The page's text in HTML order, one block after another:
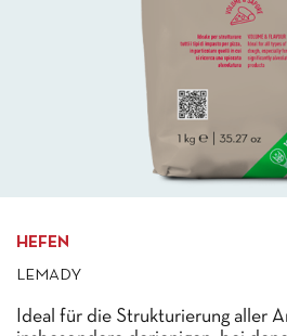
HEFEN
LEMADY
Ideal für die Strukturierung aller